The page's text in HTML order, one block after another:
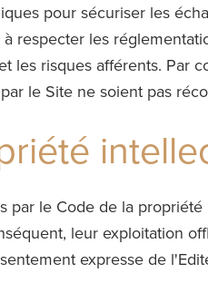
pour sécuriser les
les
risques afférents. Par
le Site ne soient pas
le Code de la
leur exploitation
expresse de